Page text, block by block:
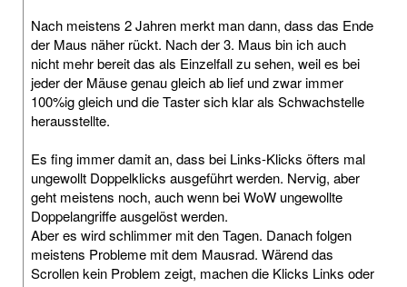
Nach meistens 2 Jahren merkt man dann, dass das Ende
der Maus näher rückt. Nach der 3. Maus bin ich auch
nicht mehr bereit das als Einzelfall zu sehen, weil es bei
jeder der Mäuse genau gleich ab lief und zwar immer
100%ig gleich und die Taster sich klar als Schwachstelle
herausstellte.
Es fing immer damit an, dass bei Links-Klicks öfters mal
ungewollt Doppelklicks ausgeführt werden. Nervig, aber
geht meistens noch, auch wenn bei WoW ungewollte
Doppelangriffe ausgelöst werden.
Aber es wird schlimmer mit den Tagen. Danach folgen
meistens Probleme mit dem Mausrad. Wärend das
Scrollen kein Problem zeigt, machen die Klicks Links oder